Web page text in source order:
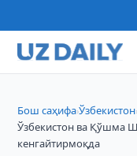
Бош саҳифа›Ўзбекистон›
Ўзбекистон ва Қўшма
кенгайтирмоқда